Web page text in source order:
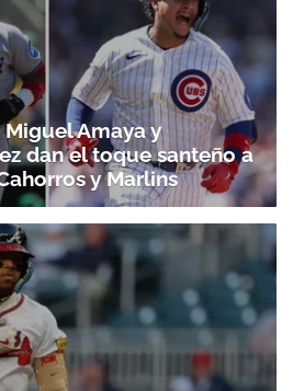
Amaya y
dan el toque santeño a
y Marlins